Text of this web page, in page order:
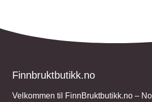
Finnbruktbutikk.no
Velkommen til FinnBruktbutikk.no –